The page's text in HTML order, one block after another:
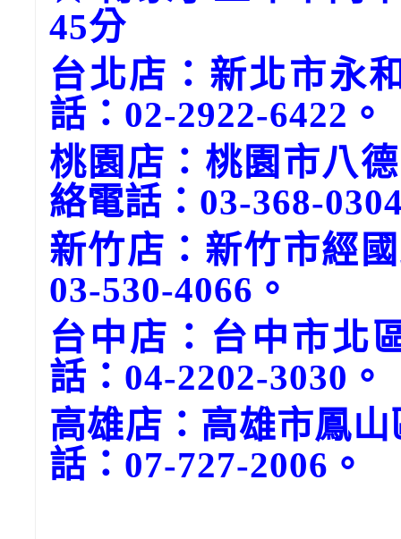
45分
台北店：新北市永
話：02-2922-6422。
桃園店：桃園市八
絡電話：03-368-
新竹店：新竹市經
03-530-4066。
台中店：台中市北
話：04-2202-3030。
高雄店：高雄市鳳
話：07-727-2006。